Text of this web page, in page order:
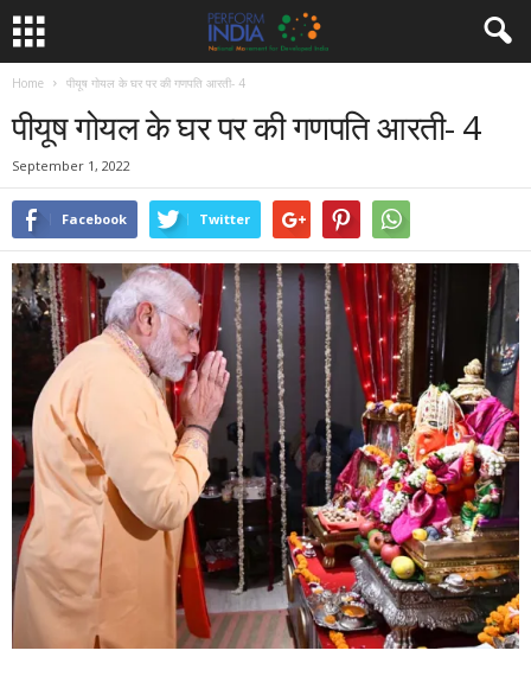
Home पीयूष गोयल के घर पर की गणपति आरती- 4
पीयूष गोयल के घर पर की गणपति आरती- 4
September 1, 2022
Facebook Twitter